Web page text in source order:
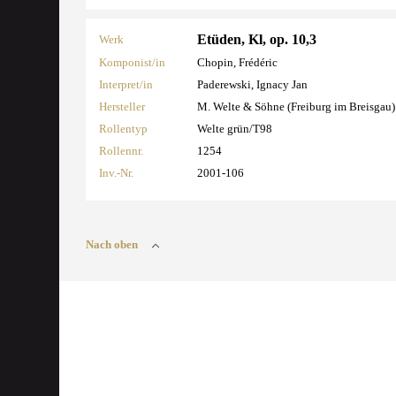
Werk Etüden, Kl, op. 10,3
Komponist/in
Chopin, Frédéric
Interpret/in
Paderewski, Ignacy Jan
Hersteller
M. Welte & Söhne (Freiburg im Breisgau)
Rollentyp
Welte grün/T98
Rollennr.
1254
Inv.-Nr.
2001-106
Nach oben